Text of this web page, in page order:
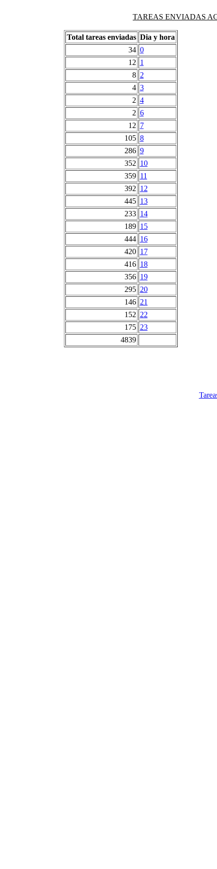
TAREAS ENVIADAS
Total tareas enviadas Dia y hora
34 0
12 1
8 2
4 3
2 4
2 6
12 7
105 8
286 9
352 10
359 11
392 12
445 13
233 14
189 15
444 16
420 17
416 18
356 19
295 20
146 21
152 22
175 23
4839